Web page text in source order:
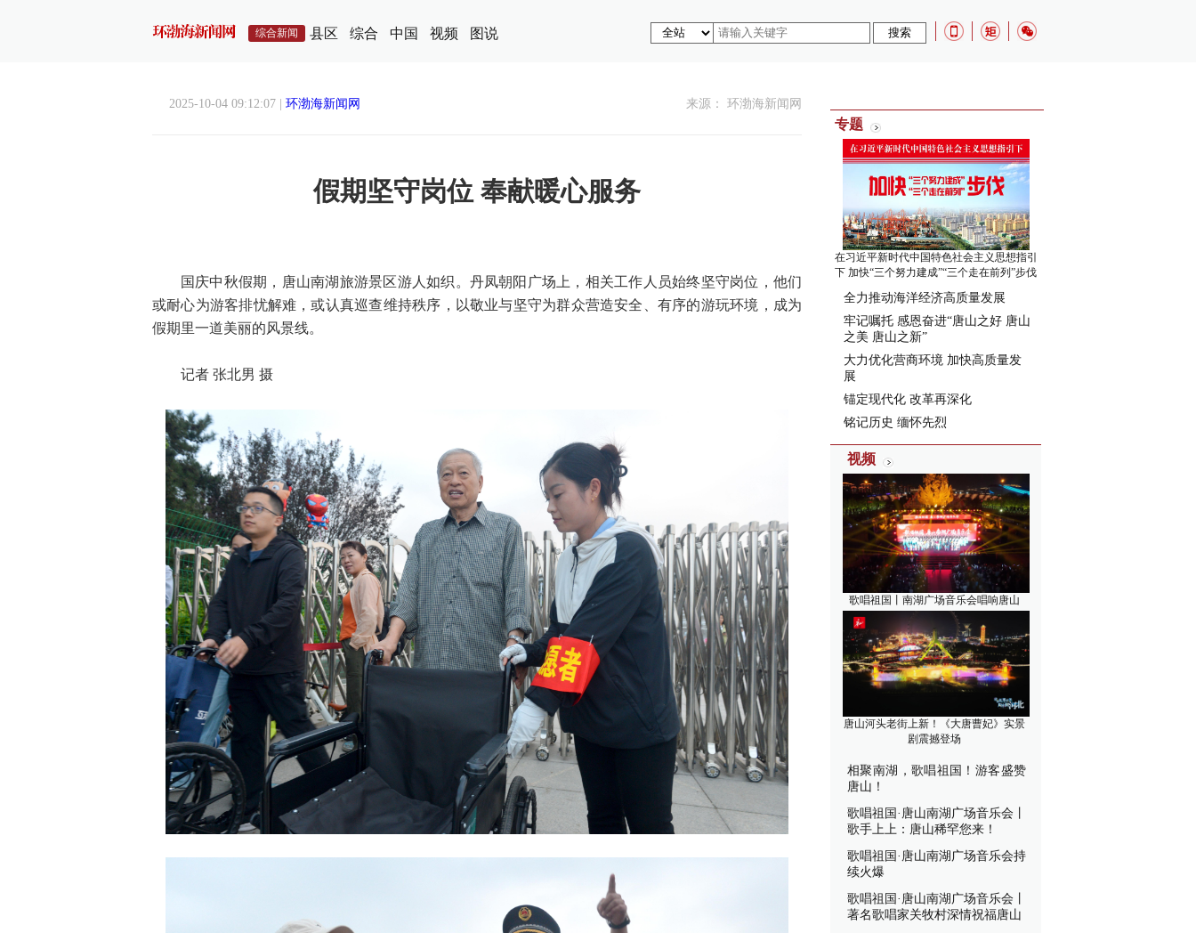
综合新闻 县区 综合 中国 视频 图说
2025-10-04 09:12:07 | 环渤海新闻网 来源： 环渤海新闻网
假期坚守岗位 奉献暖心服务
国庆中秋假期，唐山南湖旅游景区游人如织。丹凤朝阳广场上，相关工作人员始终坚守岗位，他们
或耐心为游客排忧解难，或认真巡查维持秩序，以敬业与坚守为群众营造安全、有序的游玩环境，成为
假期里一道美丽的风景线。
记者 张北男 摄
专题
在习近平新时代中国特色社会主义思想指引
下 加快“三个努力建成”“三个走在前列”步伐
全力推动海洋经济高质量发展
牢记嘱托 感恩奋进“唐山之好 唐山
之美 唐山之新”
大力优化营商环境 加快高质量发
展
锚定现代化 改革再深化
铭记历史 缅怀先烈
视频
歌唱祖国丨南湖广场音乐会唱响唐山
唐山河头老街上新！《大唐曹妃》实景
剧震撼登场
相聚南湖，歌唱祖国！游客盛赞
唐山！
歌唱祖国·唐山南湖广场音乐会丨
歌手上上：唐山稀罕您来！
歌唱祖国·唐山南湖广场音乐会持
续火爆
歌唱祖国·唐山南湖广场音乐会丨
著名歌唱家关牧村深情祝福唐山